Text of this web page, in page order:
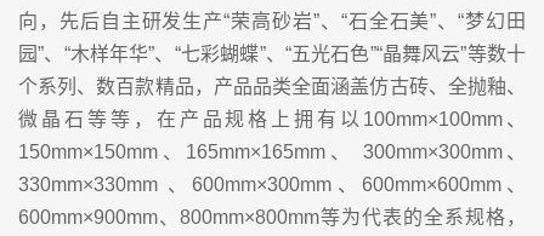
向，先后自主研发生产“荣高砂岩”、“石全石美”、“梦幻田
园”、“木样年华”、“七彩蝴蝶”、“五光石色”“晶舞风云”等数十
个系列、数百款精品，产品品类全面涵盖仿古砖、全抛釉、
微晶石等等，在产品规格上拥有以100mm×100mm、
150mm×150mm、165mm×165mm、 300mm×300mm、
330mm×330mm 、600mm×300mm、600mm×600mm、
600mm×900mm、800mm×800mm等为代表的全系规格，